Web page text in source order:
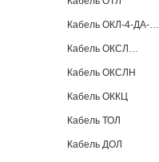
Кабель ОКЛ-4-ДА-…
Кабель ОКСЛ…
Кабель ОКСЛН
Кабель ОККЦ
Кабель ТОЛ
Кабель ДОЛ